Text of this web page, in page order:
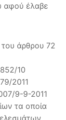
αφού έλαβε
άρθρου 72
10
2011
9-9-2011
τα οποία